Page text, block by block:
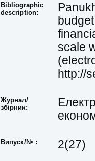
Bibliographic
description:
scale
http://
Журнал/
збірник:
Випуск/№ : 2(27)